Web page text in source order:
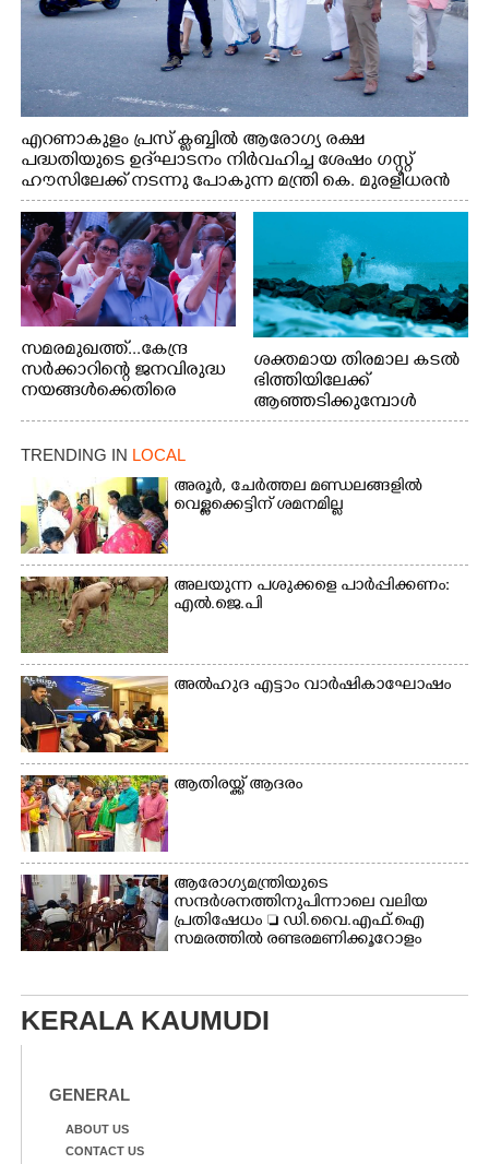
എറണാകുളം പ്രസ് ക്ലബ്ബിൽ ആരോഗ്യ രക്ഷ
പദ്ധതിയുടെ ഉദ്‌ഘാടനം നിർവഹിച്ച ശേഷം ഗസ്റ്റ്
ഹൗസിലേക്ക് നടന്നു പോകുന്ന മന്ത്രി കെ. മുരളീധരൻ
സമരമുഖത്ത്...കേന്ദ്ര
സർക്കാറിന്റെ ജനവിരുദ്ധ
നയങ്ങൾക്കെതിരെ
ഓഫീസിനു മുന്നിൽ
കർഷക തൊഴിലാളി
സംയുക്ത സമര സമിതി
സംഘടിപ്പിച്ച ജയിൽ
നിറയ്ക്കൽ സമരത്തിൽ
പങ്കെടുത്തുകൊണ്ട്
മുദ്രാവാക്യം വിളിക്കുന്ന
മുൻ മന്ത്രി എസ്. ശർമ്മ
ശക്തമായ തിരമാല കടൽ
ഭിത്തിയിലേക്ക്
ആഞ്ഞടിക്കുമ്പോൾ
അപകടകരമായ രീതിയിൽ
ബീച്ചിൽ നിന്നുള്ള കാഴ്ച്ച
TRENDING IN LOCAL
അരൂർ,​ ചേർത്തല മണ്ഡലങ്ങളിൽ
വെള്ളക്കെട്ടിന് ശമനമില്ല
അലയുന്ന പശുക്കളെ പാർപ്പിക്കണം:
എൽ.ജെ.പി
അൽഹുദ എട്ടാം വാർഷികാഘോഷം
ആതിരയ്ക്ക് ആദരം
ആരോഗ്യമന്ത്രിയുടെ
സന്ദർശനത്തിനുപിന്നാലെ വലിയ
പ്രതിഷേധം  ഡി.വൈ.എഫ്.ഐ
സമരത്തിൽ രണ്ടരമണിക്കൂറോളം
KERALA KAUMUDI
GENERAL
ABOUT US
CONTACT US